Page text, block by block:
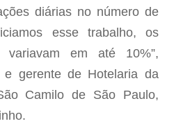
diárias no número de
esse trabalho, os
variavam em até 10%”,
e gerente de Hotelaria da
Camilo de São Paulo,